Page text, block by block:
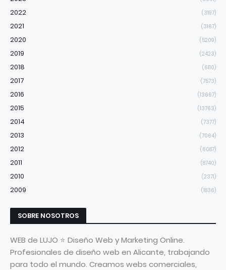
2022 (3197)
2021 (3167)
2020 (5209)
2019 (2423)
2018 (6110)
2017 (7573)
2016 (13667)
2015 (13763)
2014 (7377)
2013 (7064)
2012 (6087)
2011 (8740)
2010 (2371)
2009 (1836)
SOBRE NOSOTROS
WEB de LUJO ⭐ Diseño Web y Marketing Online.
Profesionales de diseño web en Alicante, trabajando
para todo el mundo. Creamos webs comerciales,